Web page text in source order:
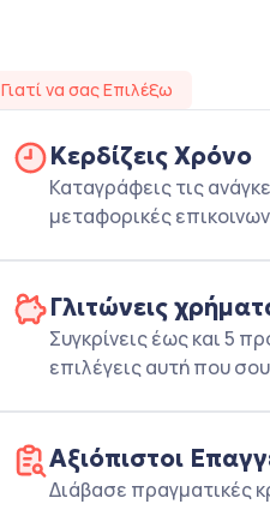
Γιατί να σας Επιλέξω
Κερδίζεις Χρόνο
Καταγράφεις τις
μεταφορικές
Γλιτώνεις
Συγκρίνεις έως και 5
επιλέγεις αυτή που
Αξιόπιστοι
Διάβασε πραγματικές